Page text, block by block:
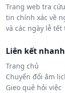
Trang web tra
tin chính xác về
và các ngày lễ
Liên kết nhanh
Trang chủ
Chuyển đổi âm
Gieo quẻ hỏi việc